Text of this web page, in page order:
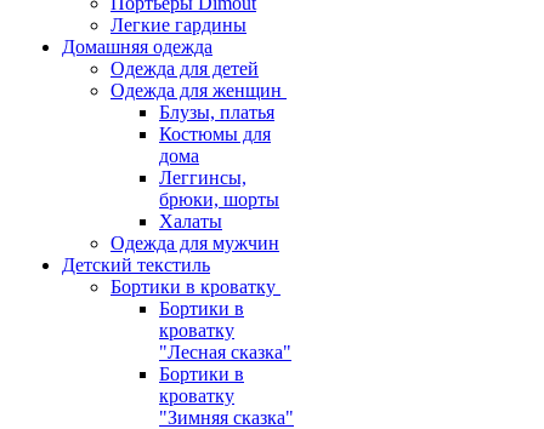
Легкие гардины
Домашняя одежда
Одежда для детей
Одежда для женщин
Блузы, платья
Костюмы для
дома
Леггинсы,
брюки, шорты
Халаты
Одежда для мужчин
Детский текстиль
Бортики в кроватку
Бортики в
кроватку
"Лесная сказка"
Бортики в
кроватку
"Зимняя сказка"